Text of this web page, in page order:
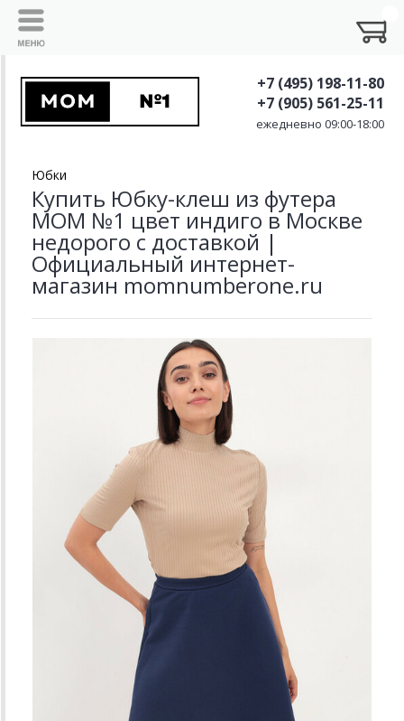
+7 (495) 198-11-80
+7 (905) 561-25-11
ежедневно 09:00-18:00
Юбки
Купить Юбку-клеш из футера
MOM №1 цвет индиго в Москве
недорого с доставкой |
Официальный интернет-
магазин momnumberone.ru